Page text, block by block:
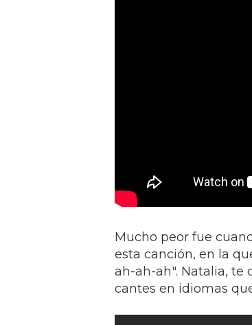
Mucho peor fue
esta canción, en la
ah-ah-ah". Natalia, te
cantes en idiomas